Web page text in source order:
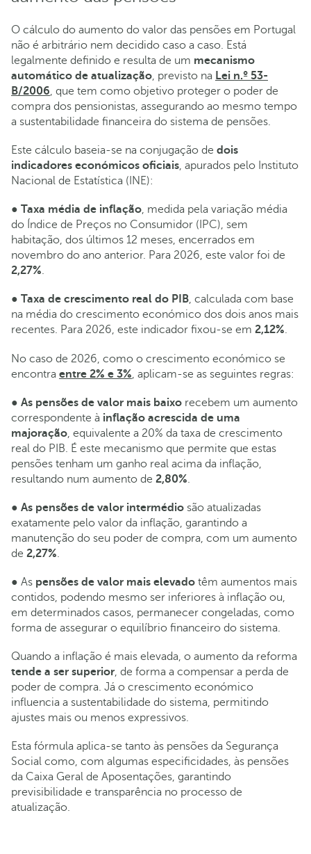
O cálculo do aumento do valor das pensões em Portugal
não é arbitrário nem decidido caso a caso. Está
legalmente definido e resulta de um mecanismo
automático de atualização, previsto na Lei n.º 53-
B/2006, que tem como objetivo proteger o poder de
compra dos pensionistas, assegurando ao mesmo tempo
a sustentabilidade financeira do sistema de pensões.
Este cálculo baseia-se na conjugação de dois
indicadores económicos oficiais, apurados pelo Instituto
Nacional de Estatística (INE):
● Taxa média de inflação, medida pela variação média
do Índice de Preços no Consumidor (IPC), sem
habitação, dos últimos 12 meses, encerrados em
novembro do ano anterior. Para 2026, este valor foi de
2,27%.
● Taxa de crescimento real do PIB, calculada com base
na média do crescimento económico dos dois anos mais
recentes. Para 2026, este indicador fixou-se em 2,12%.
No caso de 2026, como o crescimento económico se
encontra entre 2% e 3% , aplicam-se as seguintes regras:
● As pensões de valor mais baixo recebem um aumento
correspondente à inflação acrescida de uma
majoração, equivalente a 20% da taxa de crescimento
real do PIB. É este mecanismo que permite que estas
pensões tenham um ganho real acima da inflação,
resultando num aumento de 2,80%.
● As pensões de valor intermédio são atualizadas
exatamente pelo valor da inflação, garantindo a
manutenção do seu poder de compra, com um aumento
de 2,27%.
● As pensões de valor mais elevado têm aumentos mais
contidos, podendo mesmo ser inferiores à inflação ou,
em determinados casos, permanecer congeladas, como
forma de assegurar o equilíbrio financeiro do sistema.
Quando a inflação é mais elevada, o aumento da reforma
tende a ser superior, de forma a compensar a perda de
poder de compra. Já o crescimento económico
influencia a sustentabilidade do sistema, permitindo
ajustes mais ou menos expressivos.
Esta fórmula aplica-se tanto às pensões da Segurança
Social como, com algumas especificidades, às pensões
da Caixa Geral de Aposentações, garantindo
previsibilidade e transparência no processo de
atualização.